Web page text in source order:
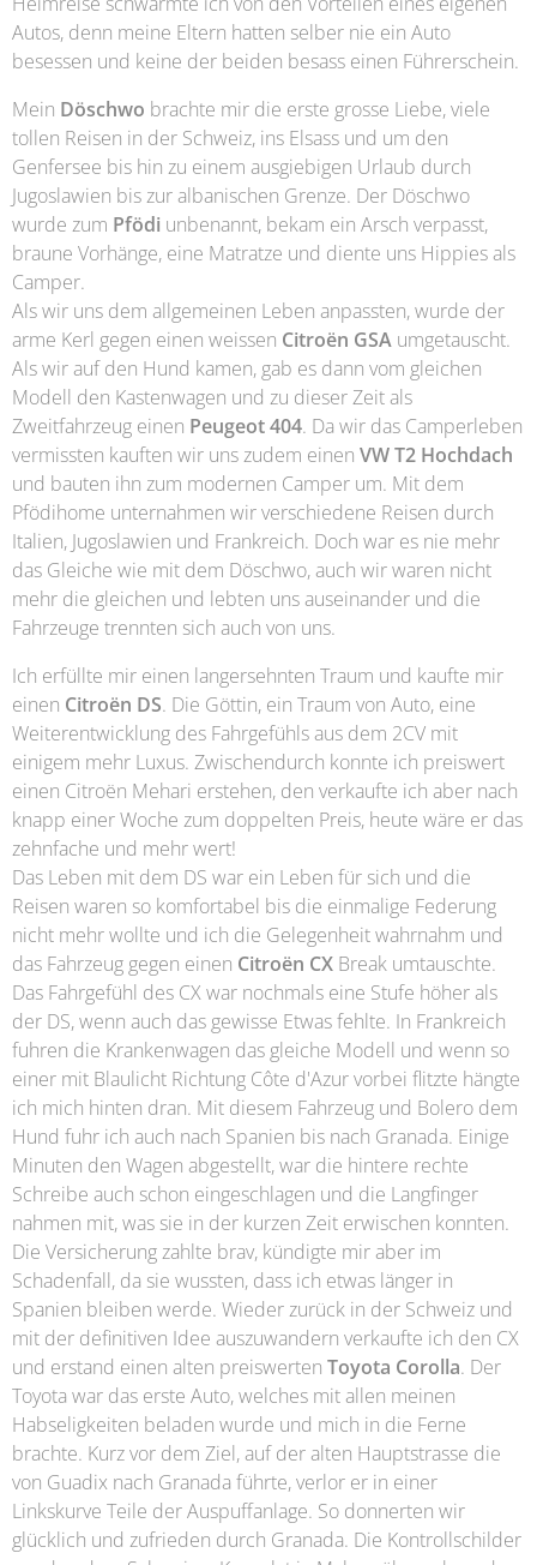
Autos, denn meine Eltern hatten selber nie ein Auto
besessen und keine der beiden besass einen Führerschein.
Mein Döschwo brachte mir die erste grosse Liebe, viele
tollen Reisen in der Schweiz, ins Elsass und um den
Genfersee bis hin zu einem ausgiebigen Urlaub durch
Jugoslawien bis zur albanischen Grenze. Der Döschwo
wurde zum Pfödi unbenannt, bekam ein Arsch verpasst,
braune Vorhänge, eine Matratze und diente uns Hippies als
Camper.
Als wir uns dem allgemeinen Leben anpassten, wurde der
arme Kerl gegen einen weissen Citroën GSA umgetauscht.
Als wir auf den Hund kamen, gab es dann vom gleichen
Modell den Kastenwagen und zu dieser Zeit als
Zweitfahrzeug einen Peugeot 404. Da wir das Camperleben
vermissten kauften wir uns zudem einen VW T2 Hochdach
und bauten ihn zum modernen Camper um. Mit dem
Pfödihome unternahmen wir verschiedene Reisen durch
Italien, Jugoslawien und Frankreich. Doch war es nie mehr
das Gleiche wie mit dem Döschwo, auch wir waren nicht
mehr die gleichen und lebten uns auseinander und die
Fahrzeuge trennten sich auch von uns.
Ich erfüllte mir einen langersehnten Traum und kaufte mir
einen Citroën DS. Die Göttin, ein Traum von Auto, eine
Weiterentwicklung des Fahrgefühls aus dem 2CV mit
einigem mehr Luxus. Zwischendurch konnte ich preiswert
einen Citroën Mehari erstehen, den verkaufte ich aber nach
knapp einer Woche zum doppelten Preis, heute wäre er das
zehnfache und mehr wert!
Das Leben mit dem DS war ein Leben für sich und die
Reisen waren so komfortabel bis die einmalige Federung
nicht mehr wollte und ich die Gelegenheit wahrnahm und
das Fahrzeug gegen einen Citroën CX Break umtauschte.
Das Fahrgefühl des CX war nochmals eine Stufe höher als
der DS, wenn auch das gewisse Etwas fehlte. In Frankreich
fuhren die Krankenwagen das gleiche Modell und wenn so
einer mit Blaulicht Richtung Côte d'Azur vorbei flitzte hängte
ich mich hinten dran. Mit diesem Fahrzeug und Bolero dem
Hund fuhr ich auch nach Spanien bis nach Granada. Einige
Minuten den Wagen abgestellt, war die hintere rechte
Schreibe auch schon eingeschlagen und die Langfinger
nahmen mit, was sie in der kurzen Zeit erwischen konnten.
Die Versicherung zahlte brav, kündigte mir aber im
Schadenfall, da sie wussten, dass ich etwas länger in
Spanien bleiben werde. Wieder zurück in der Schweiz und
mit der definitiven Idee auszuwandern verkaufte ich den CX
und erstand einen alten preiswerten Toyota Corolla. Der
Toyota war das erste Auto, welches mit allen meinen
Habseligkeiten beladen wurde und mich in die Ferne
brachte. Kurz vor dem Ziel, auf der alten Hauptstrasse die
von Guadix nach Granada führte, verlor er in einer
Linkskurve Teile der Auspuffanlage. So donnerten wir
glücklich und zufrieden durch Granada. Die Kontrollschilder